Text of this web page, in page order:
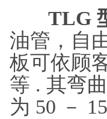
TLG
油管，自
板可依顾
等 . 其弯
为 50 －